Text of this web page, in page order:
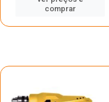
comprar